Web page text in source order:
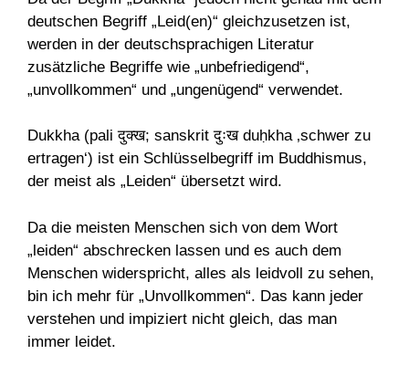
deutschen Begriff „Leid(en)“ gleichzusetzen ist,
werden in der deutschsprachigen Literatur
zusätzliche Begriffe wie „unbefriedigend“,
„unvollkommen“ und „ungenügend“ verwendet.
Dukkha (pali दुक्ख; sanskrit दुःख duḥkha ‚schwer zu
ertragen‘) ist ein Schlüsselbegriff im Buddhismus,
der meist als „Leiden“ übersetzt wird.
Da die meisten Menschen sich von dem Wort
„leiden“ abschrecken lassen und es auch dem
Menschen widerspricht, alles als leidvoll zu sehen,
bin ich mehr für „Unvollkommen“. Das kann jeder
verstehen und impiziert nicht gleich, das man
immer leidet.